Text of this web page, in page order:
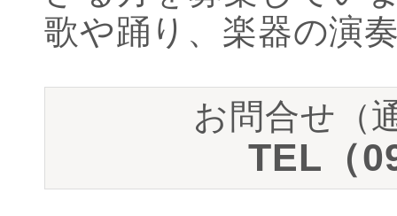
歌や踊り、楽器の演
お問合せ（
TEL（